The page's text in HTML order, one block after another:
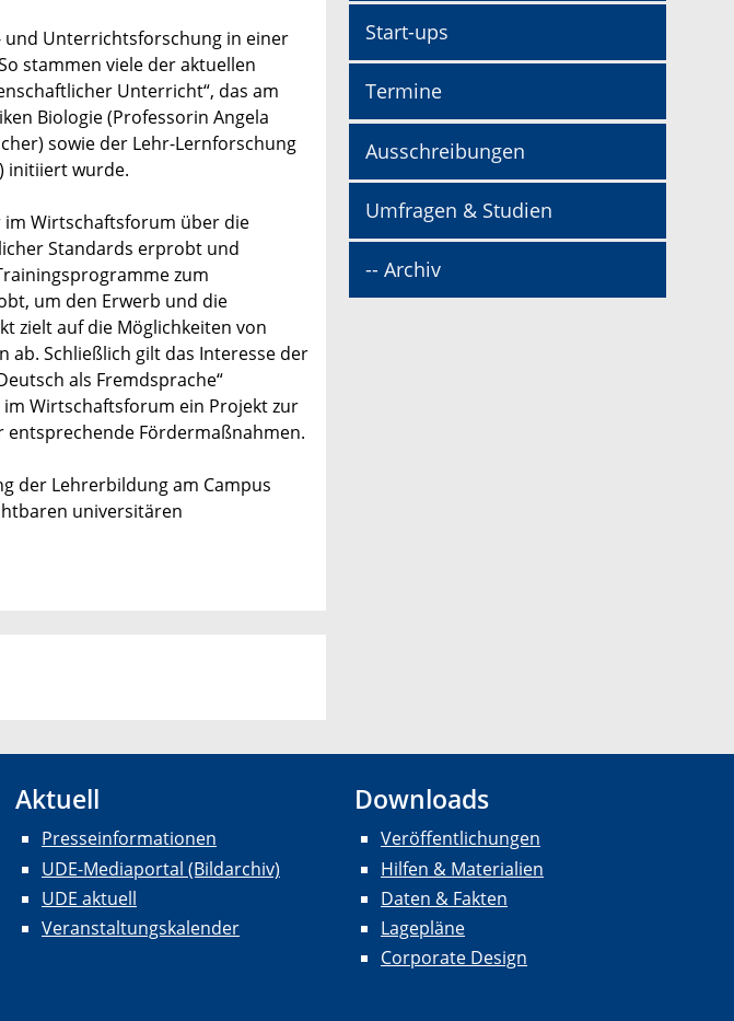
und Unterrichtsforschung in einer
stammen viele der aktuellen
Unterricht“, das am
Biologie (Professorin Angela
sowie der Lehr-Lernforschung
initiiert wurde.
Wirtschaftsforum über die
Standards erprobt und
zum
um den Erwerb und die
zielt auf die Möglichkeiten von
Schließlich gilt das Interesse der
als Fremdsprache“
Wirtschaftsforum ein Projekt zur
entsprechende Fördermaßnahmen.
der Lehrerbildung am Campus
universitären
Start-ups
Termine
Ausschreibungen
Umfragen & Studien
-- Archiv
Aktuell
Presseinformationen
UDE-Mediaportal (Bildarchiv)
UDE aktuell
Veranstaltungskalender
Downloads
Veröffentlichungen
Hilfen & Materialien
Daten & Fakten
Lagepläne
Corporate Design